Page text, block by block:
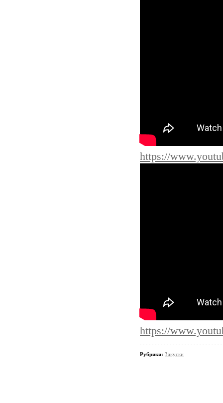
https://
https://
Рубрики: Закуски